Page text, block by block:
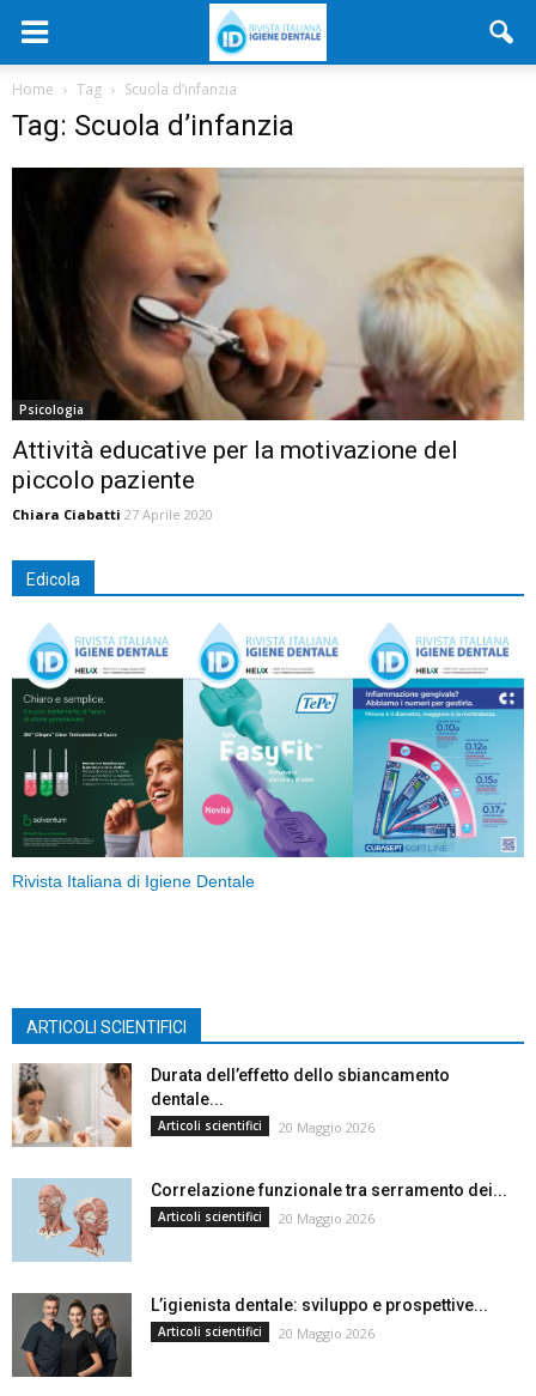
Home Tag Scuola d’infanzia
Tag: Scuola d’infanzia
Psicologia
Attività educative per la motivazione del
piccolo paziente
Chiara Ciabatti 27 Aprile 2020
Edicola
Rivista Italiana di Igiene Dentale
ARTICOLI SCIENTIFICI
Durata dell’effetto dello sbiancamento
dentale...
Articoli scientifici 20 Maggio 2026
Correlazione funzionale tra serramento dei...
Articoli scientifici 20 Maggio 2026
L’igienista dentale: sviluppo e prospettive...
Articoli scientifici 20 Maggio 2026